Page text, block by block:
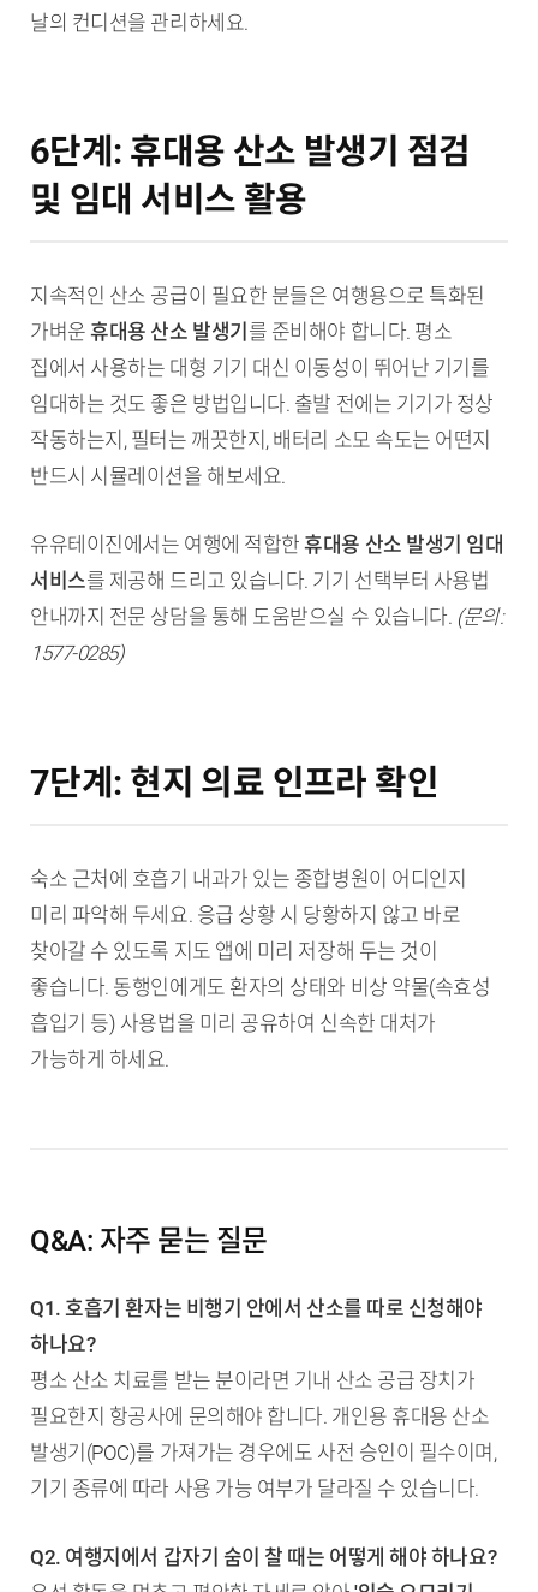
날의 컨디션을 관리하세요.
6단계: 휴대용 산소 발생기 점검
및 임대 서비스 활용
지속적인 산소 공급이 필요한 분들은 여행용으로 특화된
가벼운휴대용 산소 발생기 를 준비해야 합니다. 평소
집에서 사용하는 대형 기기 대신 이동성이 뛰어난 기기를
임대하는 것도 좋은 방법입니다. 출발 전에는 기기가 정상
작동하는지, 필터는 깨끗한지, 배터리 소모 속도는 어떤지
반드시 시뮬레이션을 해보세요.
유유테이진에서는 여행에 적합한휴대용 산소 발생기 임대
서비스를 제공해 드리고 있습니다. 기기 선택부터 사용법
안내까지 전문 상담을 통해 도움받으실 수 있습니다. (문의:
1577-0285)
7단계: 현지 의료 인프라 확인
숙소 근처에 호흡기 내과가 있는 종합병원이 어디인지
미리 파악해 두세요. 응급 상황 시 당황하지 않고 바로
찾아갈 수 있도록 지도 앱에 미리 저장해 두는 것이
좋습니다. 동행인에게도 환자의 상태와 비상 약물(속효성
흡입기 등) 사용법을 미리 공유하여 신속한 대처가
가능하게 하세요.
Q&A: 자주 묻는 질문
Q1. 호흡기 환자는 비행기 안에서 산소를 따로 신청해야
하나요?
평소 산소 치료를 받는 분이라면 기내 산소 공급 장치가
필요한지 항공사에 문의해야 합니다. 개인용 휴대용 산소
발생기(POC)를 가져가는 경우에도 사전 승인이 필수이며,
기기 종류에 따라 사용 가능 여부가 달라질 수 있습니다.
Q2. 여행지에서 갑자기 숨이 찰 때는 어떻게 해야 하나요?